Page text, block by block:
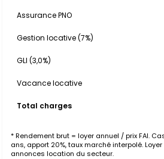
Assurance PNO
Gestion locative (7%)
GLI (3,0%)
Vacance locative
Total charges
* Rendement brut = loyer annuel / prix FAI.
ans, apport 20%, taux marché interpolé.
annonces location du secteur.